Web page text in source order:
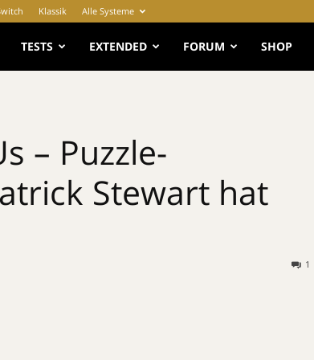
Klassik Alle Systeme
TESTS EXTENDED FORUM SHOP
– Puzzle-
Stewart hat
1